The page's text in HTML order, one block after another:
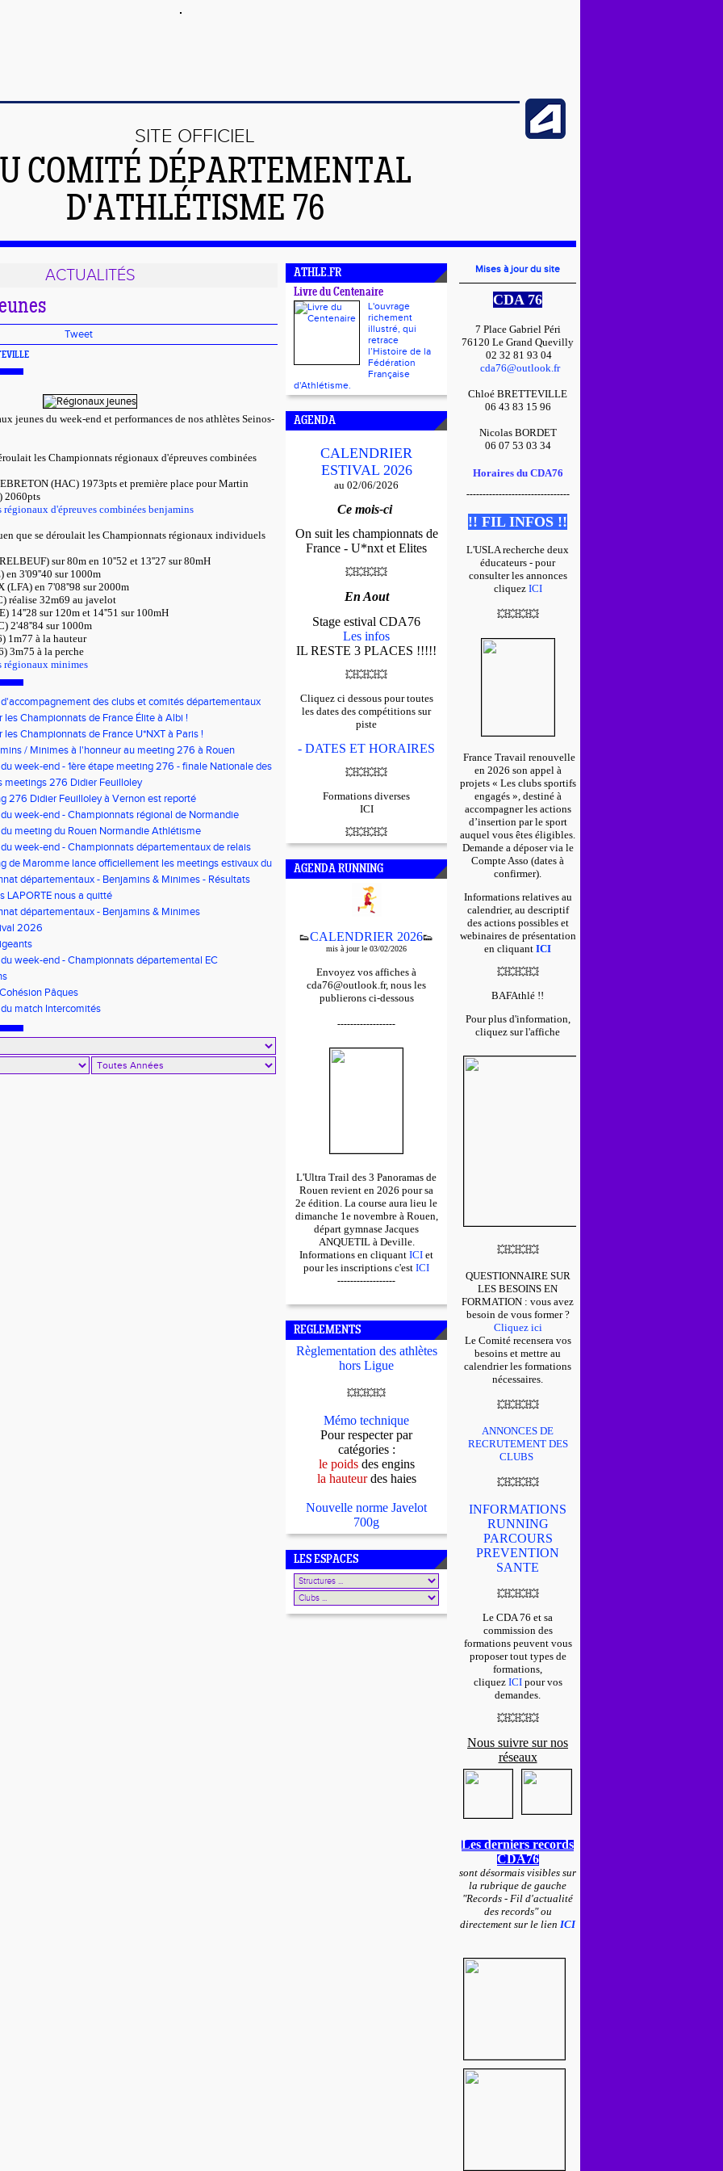
SITE OFFICIEL
COMITÉ DÉPARTEMENTAL
D'ATHLÉTISME 76
ACTUALITÉS
Tweet
jeunes du week-end et performances de nos athlètes Seinos-
les Championnats régionaux d'épreuves combinées
(HAC) 1973pts et première place pour Martin
2060pts
régionaux d'épreuves combinées benjamins
que se déroulait les Championnats régionaux individuels
sur 80m en 10''52 et 13''27 sur 80mH
3'09''40 sur 1000m
(LFA) en 7'08''98 sur 2000m
réalise 32m69 au javelot
14''28 sur 120m et 14''51 sur 100mH
2'48''84 sur 1000m
1m77 à la hauteur
3m75 à la perche
régionaux minimes
des clubs et comités départementaux
de volontaires au service civique
les Championnats de France Élite à Albi !
les Championnats de France U*NXT à Paris !
/ Minimes à l'honneur au meeting 276 à Rouen
week-end - 1ère étape meeting 276 - finale Nationale des
- Pré-France CJESM
meetings 276 Didier Feuilloley
276 Didier Feuilloley à Vernon est reporté
week-end - Championnats régional de Normandie
meeting du Rouen Normandie Athlétisme
week-end - Championnats départementaux de relais
départementale des triathlons poussins
de Maromme lance officiellement les meetings estivaux du
départementaux - Benjamins & Minimes - Résultats
LAPORTE nous a quitté
départementaux - Benjamins & Minimes
2026
week-end - Championnats départemental EC
Minimes - EO Adultes
Pâques
match Intercomités
ATHLE.FR
Livre du Centenaire
L'ouvrage
richement
illustré, qui
retrace
l’Histoire de la
Fédération
Française
d'Athlétisme.
AGENDA
CALENDRIER
ESTIVAL 2026
au 02/06/2026
Ce mois-ci
On suit les championnats de
France - U*nxt et Elites
💥💥💥💥
En Aout
Stage estival CDA76
Les infos
IL RESTE 3 PLACES !!!!!
💥💥💥💥
Cliquez ci dessous pour toutes
les dates des compétitions sur
piste
- DATES ET HORAIRES
💥💥💥💥
Formations diverses
ICI
💥💥💥💥
AGENDA RUNNING
👟CALENDRIER 2026👟
mis à jour le 03/02/2026
Envoyez vos affiches à
cda76@outlook.fr, nous les
publierons ci-dessous
------------------
L'Ultra Trail des 3 Panoramas de
Rouen revient en 2026 pour sa
2e édition. La course aura lieu le
dimanche 1e novembre à Rouen,
départ gymnase Jacques
ANQUETIL à Deville.
Informations en cliquant ICI et
pour les inscriptions c'est ICI
------------------
REGLEMENTS
Règlementation des athlètes
hors Ligue
💥💥💥💥
Mémo technique
Pour respecter par
catégories :
le poids des engins
la hauteurdes haies
Nouvelle norme Javelot
700g
LES ESPACES
Mises à jour du site
CDA 76
7 Place Gabriel Péri
76120 Le Grand Quevilly
02 32 81 93 04
cda76@outlook.fr
Chloé BRETTEVILLE
06 43 83 15 96
Nicolas BORDET
06 07 53 03 34
Horaires du CDA76
--------------------------------
!! FIL INFOS !!
L'USLA recherche deux
éducateurs - pour
consulter les annonces
cliquez ICI
💥💥💥💥
France Travail renouvelle
en 2026 son appel à
projets « Les clubs sportifs
engagés », destiné à
accompagner les actions
d’insertion par le sport
auquel vous êtes éligibles.
Demande a déposer via le
Compte Asso (dates à
confirmer).
Informations relatives au
calendrier, au descriptif
des actions possibles et
webinaires de présentation
en cliquant ICI
💥💥💥💥
BAFAthlé !!
Pour plus d'information,
cliquez sur l'affiche
💥💥💥💥
QUESTIONNAIRE SUR
LES BESOINS EN
FORMATION : vous avez
besoin de vous former ?
Cliquez ici
Le Comité recensera vos
besoins et mettre au
calendrier les formations
nécessaires.
💥💥💥💥
ANNONCES DE
RECRUTEMENT DES
CLUBS
💥💥💥💥
INFORMATIONS
RUNNING
PARCOURS
PREVENTION
SANTE
💥💥💥💥
Le CDA 76 et sa
commission des
formations peuvent vous
proposer tout types de
formations,
cliquez ICIpour vos
demandes.
💥💥💥💥
Nous suivre sur nos
réseaux
Les derniers records
CDA76
sont désormais visibles sur
la rubrique de gauche
"Records - Fil d'actualité
des records" ou
directement sur le lien ICI